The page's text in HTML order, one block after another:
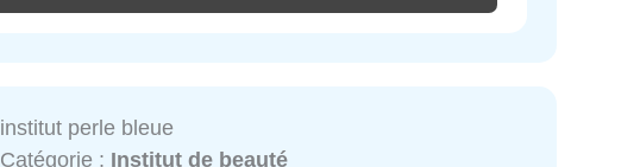
institut perle bleue
Catégorie : Institut de beauté